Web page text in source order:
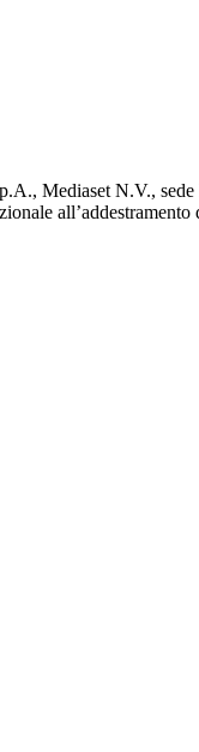
Mediaset N.V., sede